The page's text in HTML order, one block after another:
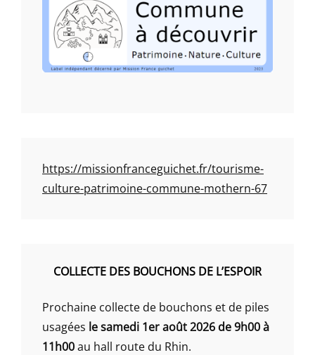
https://missionfranceguichet.fr/tourisme-
culture-patrimoine-commune-mothern-67
COLLECTE DES BOUCHONS DE L’ESPOIR
Prochaine collecte de bouchons et de piles
usagées le samedi 1er août 2026 de 9h00 à
11h00au hall route du Rhin.